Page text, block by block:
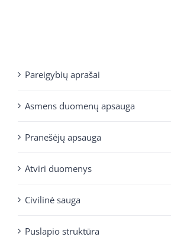
Pareigybių aprašai
Asmens duomenų apsauga
Pranešėjų apsauga
Atviri duomenys
Civilinė sauga
Puslapio struktūra